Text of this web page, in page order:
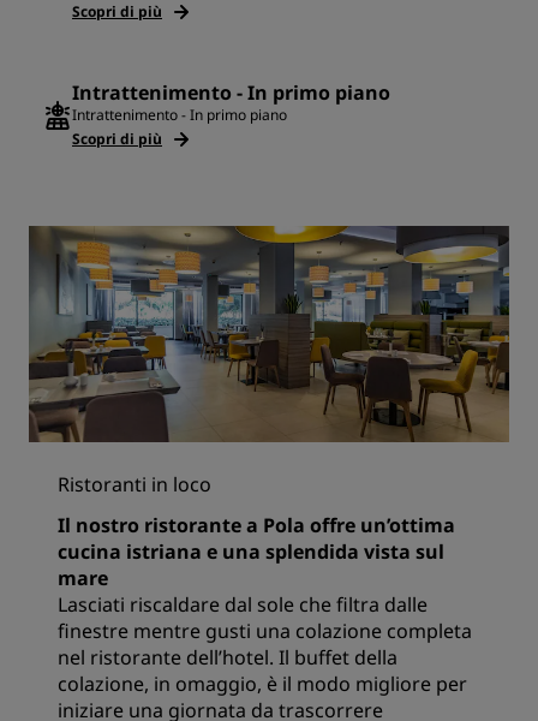
Scopri di più
Intrattenimento - In primo piano
Intrattenimento - In primo piano
Scopri di più
Ristoranti in loco
Il nostro ristorante a Pola offre un’ottima
cucina istriana e una splendida vista sul
mare
Lasciati riscaldare dal sole che filtra dalle
finestre mentre gusti una colazione completa
nel ristorante dell’hotel. Il buffet della
colazione, in omaggio, è il modo migliore per
iniziare una giornata da trascorrere